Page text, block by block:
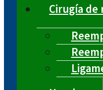
Cirugía